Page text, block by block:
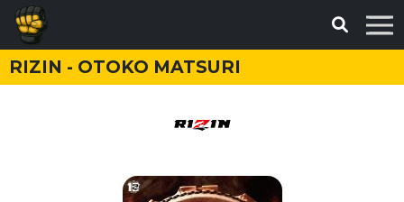
RIZIN - OTOKO MATSURI